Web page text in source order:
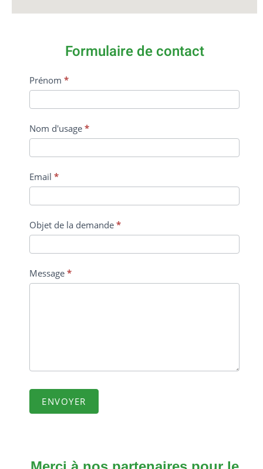
Formulaire de contact
Contact
Us
Prénom *
Nom d'usage *
Email *
Objet de la demande *
Message *
ENVOYER